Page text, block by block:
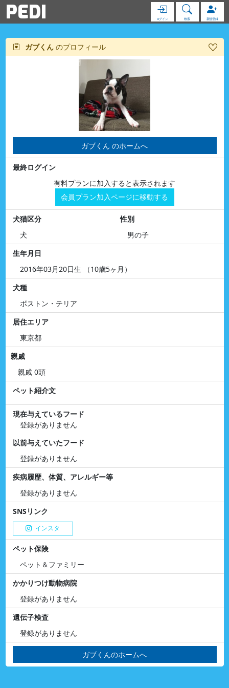
PEDI ログイン 検索 新規登録
ガブくん のプロフィール
ガブくん のホームへ
最終ログイン
有料プランに加入すると表示されます
会員プラン加入ページに移動する
犬猫区分
犬
性別
男の子
生年月日
2016年03月20日生 （10歳5ヶ月）
犬種
ボストン・テリア
居住エリア
東京都
親戚
親戚 0頭
ペット紹介文
現在与えているフード
登録がありません
以前与えていたフード
登録がありません
疾病履歴、体質、アレルギー等
登録がありません
SNSリンク
インスタ
ペット保険
ペット＆ファミリー
かかりつけ動物病院
登録がありません
遺伝子検査
登録がありません
ガブくんのホームへ